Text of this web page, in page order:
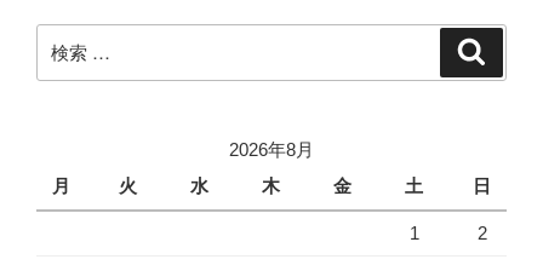
索:
2026年8月
月
火 水 木 金 土 日
1 2